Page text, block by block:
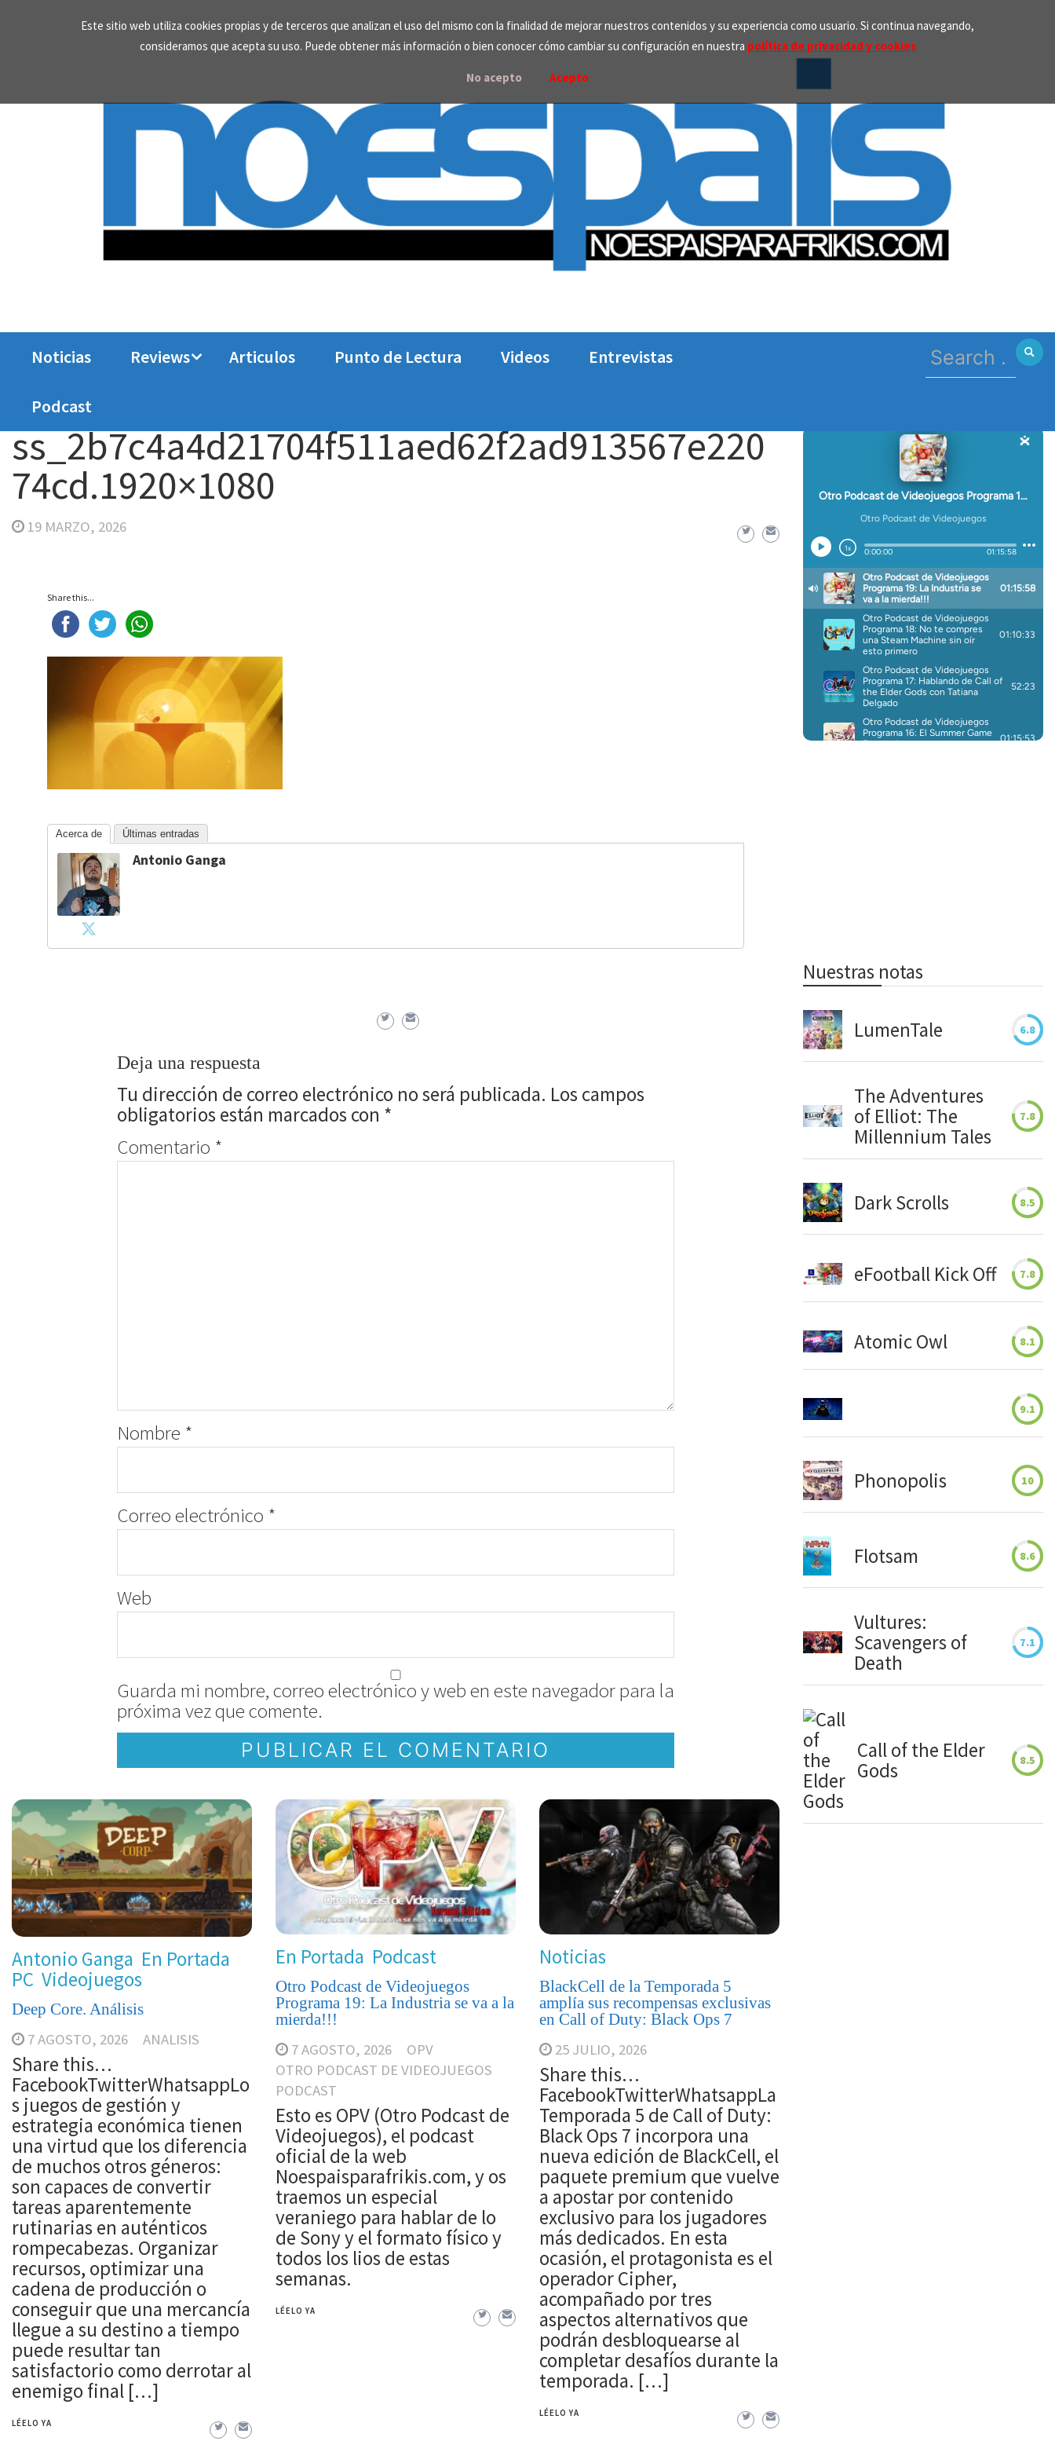
Este sitio web utiliza cookies propias y de terceros que analizan el uso del mismo con la finalidad de mejorar nuestros contenidos y su experiencia como usuario. Si continua navegando,
consideramos que acepta su uso. Puede obtener más información o bien conocer cómo cambiar su configuración en nuestra política de privacidad y cookies
No acepto Acepto
Noticias Reviews Articulos Punto de Lectura Videos Entrevistas
Podcast
Search
for:
ss_2b7c4a4d21704f511aed62f2ad913567e220
74cd.1920×1080
19 MARZO, 2026
Share this...
Acerca de Últimas entradas
Antonio Ganga
Deja una respuesta
Tu dirección de correo electrónico no será publicada. Los campos
obligatorios están marcados con *
Comentario *
Nombre *
Correo electrónico *
Web
Guarda mi nombre, correo electrónico y web en este navegador para la
próxima vez que comente.
Antonio Ganga En Portada
PC Videojuegos
Deep Core. Análisis
7 AGOSTO, 2026 ANALISIS
Share this…
FacebookTwitterWhatsappLo
s juegos de gestión y
estrategia económica tienen
una virtud que los diferencia
de muchos otros géneros:
son capaces de convertir
tareas aparentemente
rutinarias en auténticos
rompecabezas. Organizar
recursos, optimizar una
cadena de producción o
conseguir que una mercancía
llegue a su destino a tiempo
puede resultar tan
satisfactorio como derrotar al
enemigo final […]
LÉELO YA
En Portada Podcast
Otro Podcast de Videojuegos
Programa 19: La Industria se va a la
mierda!!!
7 AGOSTO, 2026
OPV
OTRO PODCAST DE VIDEOJUEGOS
PODCAST
Esto es OPV (Otro Podcast de
Videojuegos), el podcast
oficial de la web
Noespaisparafrikis.com, y os
traemos un especial
veraniego para hablar de lo
de Sony y el formato físico y
todos los lios de estas
semanas.
LÉELO YA
Noticias
BlackCell de la Temporada 5
amplía sus recompensas exclusivas
en Call of Duty: Black Ops 7
25 JULIO, 2026
Share this…
FacebookTwitterWhatsappLa
Temporada 5 de Call of Duty:
Black Ops 7 incorpora una
nueva edición de BlackCell, el
paquete premium que vuelve
a apostar por contenido
exclusivo para los jugadores
más dedicados. En esta
ocasión, el protagonista es el
operador Cipher,
acompañado por tres
aspectos alternativos que
podrán desbloquearse al
completar desafíos durante la
temporada. […]
LÉELO YA
Nuestras notas
LumenTale 6.8
The Adventures
of Elliot: The
Millennium Tales
7.8
Dark Scrolls 8.5
eFootball Kick Off 7.8
Atomic Owl 8.1
9.1
Phonopolis 10
Flotsam 8.6
Vultures:
Scavengers of
Death
7.1
Call of the Elder
Gods
8.5